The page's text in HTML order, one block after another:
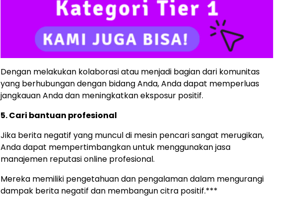
Dengan melakukan kolaborasi atau menjadi bagian dari komunitas
yang berhubungan dengan bidang Anda, Anda dapat memperluas
jangkauan Anda dan meningkatkan eksposur positif.
5. Cari bantuan profesional
Jika berita negatif yang muncul di mesin pencari sangat merugikan,
Anda dapat mempertimbangkan untuk menggunakan jasa
manajemen reputasi online profesional.
Mereka memiliki pengetahuan dan pengalaman dalam mengurangi
dampak berita negatif dan membangun citra positif.***